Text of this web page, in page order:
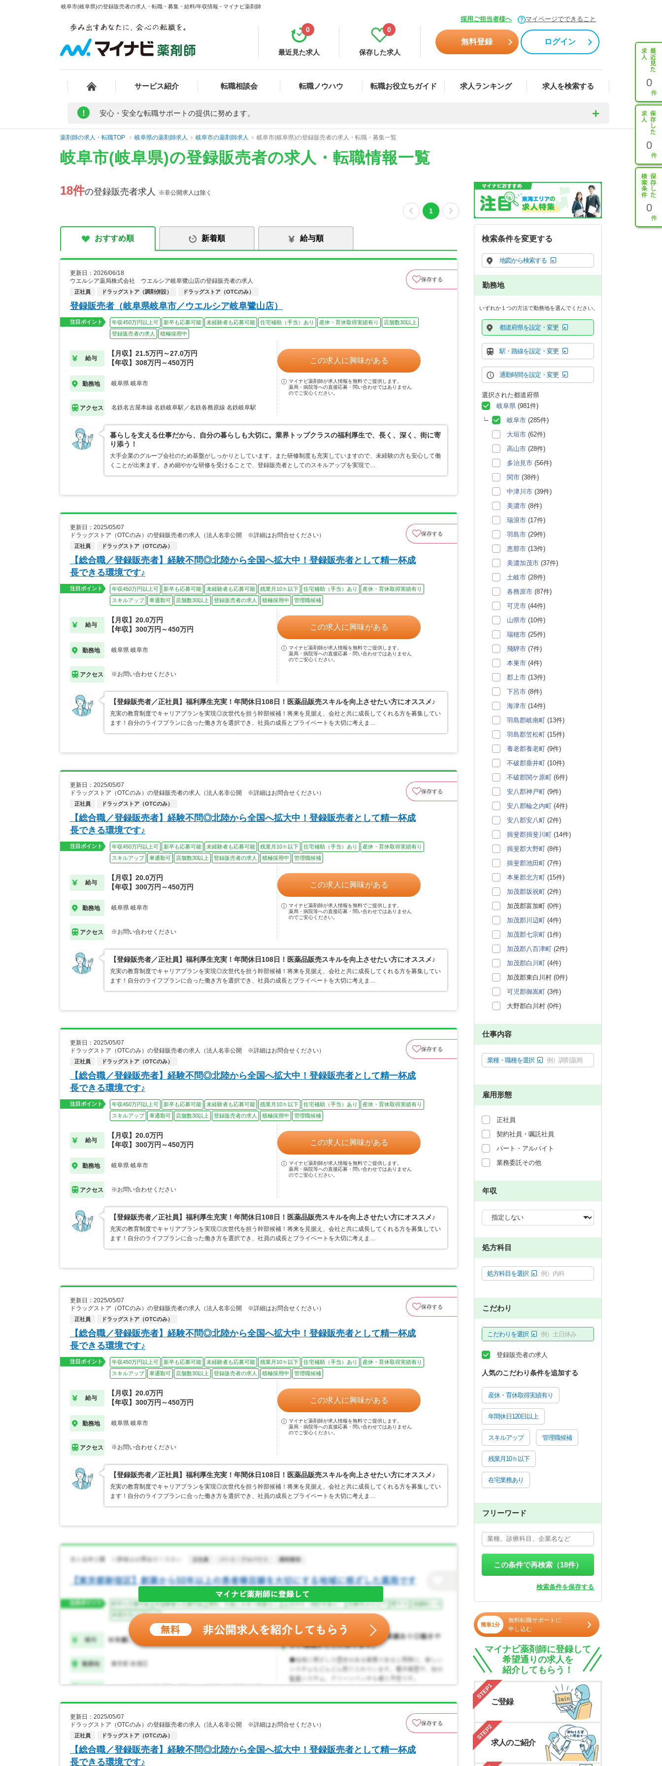
岐阜市(岐阜県)の登録販売者の求人・転職・募集・給料/年収情報 - マイナビ薬剤師
採用ご担当者様へ マイページでできること
最近見た求人
0
保存した求人
0
無料登録 ログイン
サービス紹介 転職相談会 転職ノウハウ 転職お役立ちガイド 求人ランキング 求人を検索する 0
0
0
! 安心・安全な転職サポートの提供に努めます。
薬剤師の求人・転職TOP 岐阜県の薬剤師求人 岐阜市の薬剤師求人 岐阜市(岐阜県)の登録販売者の求人・転職・募集一覧
岐阜市(岐阜県)の登録販売者の求人・転職情報一覧
18件の登録販売者求人 ※非公開求人は除く
1
おすすめ順 新着順 給与順
更新日：2026/06/18
ウエルシア薬局株式会社 ウエルシア岐阜鷺山店の登録販売者の求人
正社員 ドラッグストア（調剤併設） ドラッグストア（OTCのみ）
保存する
登録販売者（岐阜県岐阜市／ウエルシア岐阜鷺山店）
注目ポイント 年収450万円以上可 新卒も応募可能 未経験者も応募可能 住宅補助（手当）あり 産休・育休取得実績有り
店舗数30以上
登録販売者の求人
積極採用中
給与
【月収】21.5万円～27.0万円
【年収】308万円～450万円
勤務地 岐阜県 岐阜市
アクセス 名鉄名古屋本線 名鉄岐阜駅／名鉄各務原線 名鉄岐阜駅
この求人に興味がある
マイナビ薬剤師が求人情報を無料でご提供します。
薬局・病院等への直接応募・問い合わせではありません
のでご安心ください。
暮らしを支える仕事だから、自分の暮らしも大切に。業界トップクラスの福利厚生で、長く、深く、街に寄
り添う！
大手企業のグループ会社のため基盤がしっかりとしています。また研修制度も充実していますので、未経験の方も安心して働
くことが出来ます。きめ細やかな研修を受けることで、登録販売者としてのスキルアップを実現で…
更新日：2025/05/07
ドラッグストア（OTCのみ）の登録販売者の求人（法人名非公開 ※詳細はお問合せください）
正社員 ドラッグストア（OTCのみ）
保存する
【総合職／登録販売者】経験不問◎北陸から全国へ拡大中！登録販売者として精一杯成
長できる環境です♪
注目ポイント 年収450万円以上可 新卒も応募可能 未経験者も応募可能 残業月10ｈ以下 住宅補助（手当）あり
産休・育休取得実績有り
スキルアップ
車通勤可 店舗数30以上 登録販売者の求人 積極採用中 管理職候補
給与
【月収】20.0万円
【年収】300万円～450万円
勤務地 岐阜県 岐阜市
アクセス ※お問い合わせください
この求人に興味がある
マイナビ薬剤師が求人情報を無料でご提供します。
薬局・病院等への直接応募・問い合わせではありません
のでご安心ください。
【登録販売者／正社員】福利厚生充実！年間休日108日！医薬品販売スキルを向上させたい方にオススメ♪
充実の教育制度でキャリアプランを実現◎次世代を担う幹部候補！将来を見据え、会社と共に成長してくれる方を募集してい
ます！自分のライフプランに合った働き方を選択でき、社員の成長とプライベートを大切に考えま…
更新日：2025/05/07
ドラッグストア（OTCのみ）の登録販売者の求人（法人名非公開 ※詳細はお問合せください）
正社員 ドラッグストア（OTCのみ）
保存する
【総合職／登録販売者】経験不問◎北陸から全国へ拡大中！登録販売者として精一杯成
長できる環境です♪
注目ポイント 年収450万円以上可 新卒も応募可能 未経験者も応募可能 残業月10ｈ以下 住宅補助（手当）あり
産休・育休取得実績有り
スキルアップ
車通勤可 店舗数30以上 登録販売者の求人 積極採用中 管理職候補
給与
【月収】20.0万円
【年収】300万円～450万円
勤務地 岐阜県 岐阜市
アクセス ※お問い合わせください
この求人に興味がある
マイナビ薬剤師が求人情報を無料でご提供します。
薬局・病院等への直接応募・問い合わせではありません
のでご安心ください。
【登録販売者／正社員】福利厚生充実！年間休日108日！医薬品販売スキルを向上させたい方にオススメ♪
充実の教育制度でキャリアプランを実現◎次世代を担う幹部候補！将来を見据え、会社と共に成長してくれる方を募集してい
ます！自分のライフプランに合った働き方を選択でき、社員の成長とプライベートを大切に考えま…
更新日：2025/05/07
ドラッグストア（OTCのみ）の登録販売者の求人（法人名非公開 ※詳細はお問合せください）
正社員 ドラッグストア（OTCのみ）
保存する
【総合職／登録販売者】経験不問◎北陸から全国へ拡大中！登録販売者として精一杯成
長できる環境です♪
注目ポイント 年収450万円以上可 新卒も応募可能 未経験者も応募可能 残業月10ｈ以下 住宅補助（手当）あり
産休・育休取得実績有り
スキルアップ
車通勤可 店舗数30以上 登録販売者の求人 積極採用中 管理職候補
給与
【月収】20.0万円
【年収】300万円～450万円
勤務地 岐阜県 岐阜市
アクセス ※お問い合わせください
この求人に興味がある
マイナビ薬剤師が求人情報を無料でご提供します。
薬局・病院等への直接応募・問い合わせではありません
のでご安心ください。
【登録販売者／正社員】福利厚生充実！年間休日108日！医薬品販売スキルを向上させたい方にオススメ♪
充実の教育制度でキャリアプランを実現◎次世代を担う幹部候補！将来を見据え、会社と共に成長してくれる方を募集してい
ます！自分のライフプランに合った働き方を選択でき、社員の成長とプライベートを大切に考えま…
更新日：2025/05/07
ドラッグストア（OTCのみ）の登録販売者の求人（法人名非公開 ※詳細はお問合せください）
正社員 ドラッグストア（OTCのみ）
保存する
【総合職／登録販売者】経験不問◎北陸から全国へ拡大中！登録販売者として精一杯成
長できる環境です♪
注目ポイント 年収450万円以上可 新卒も応募可能 未経験者も応募可能 残業月10ｈ以下 住宅補助（手当）あり
産休・育休取得実績有り
スキルアップ
車通勤可 店舗数30以上 登録販売者の求人 積極採用中 管理職候補
給与
【月収】20.0万円
【年収】300万円～450万円
勤務地 岐阜県 岐阜市
アクセス ※お問い合わせください
この求人に興味がある
マイナビ薬剤師が求人情報を無料でご提供します。
薬局・病院等への直接応募・問い合わせではありません
のでご安心ください。
【登録販売者／正社員】福利厚生充実！年間休日108日！医薬品販売スキルを向上させたい方にオススメ♪
充実の教育制度でキャリアプランを実現◎次世代を担う幹部候補！将来を見据え、会社と共に成長してくれる方を募集してい
ます！自分のライフプランに合った働き方を選択でき、社員の成長とプライベートを大切に考えま…
更新日：2025/05/07
ドラッグストア（OTCのみ）の登録販売者の求人（法人名非公開 ※詳細はお問合せください）
正社員 ドラッグストア（OTCのみ）
保存する
【総合職／登録販売者】経験不問◎北陸から全国へ拡大中！登録販売者として精一杯成
長できる環境です♪
検索条件を変更する
地図から検索する
勤務地
いずれか１つの方法で勤務地を選んでください。
都道府県を設定・変更
駅・路線を設定・変更
通勤時間を設定・変更
選択された都道府県
岐阜県 (981件)
岐阜市 (285件)
大垣市 (62件)
高山市 (28件)
多治見市 (56件)
関市 (38件)
中津川市 (39件)
美濃市 (8件)
瑞浪市 (17件)
羽島市 (29件)
恵那市 (13件)
美濃加茂市 (37件)
土岐市 (28件)
各務原市 (87件)
可児市 (44件)
山県市 (10件)
瑞穂市 (25件)
飛騨市 (7件)
本巣市 (4件)
郡上市 (13件)
下呂市 (8件)
海津市 (14件)
羽島郡岐南町 (13件)
羽島郡笠松町 (15件)
養老郡養老町 (9件)
不破郡垂井町 (10件)
不破郡関ケ原町 (6件)
安八郡神戸町 (9件)
安八郡輪之内町 (4件)
安八郡安八町 (2件)
揖斐郡揖斐川町 (14件)
揖斐郡大野町 (8件)
揖斐郡池田町 (7件)
本巣郡北方町 (15件)
加茂郡坂祝町 (2件)
加茂郡富加町 (0件)
加茂郡川辺町 (4件)
加茂郡七宗町 (1件)
加茂郡八百津町 (2件)
加茂郡白川町 (4件)
加茂郡東白川村 (0件)
可児郡御嵩町 (3件)
大野郡白川村 (0件)
仕事内容
業種・職種を選択 例）調剤薬局
雇用形態
正社員
契約社員・嘱託社員
パート・アルバイト
業務委託その他
年収
処方科目
処方科目を選択 例）内科
こだわり
こだわりを選択 例）土日休み
登録販売者の求人
人気のこだわり条件を追加する
産休・育休取得実績有り
年間休日120日以上
スキルアップ 管理職候補
残業月10ｈ以下
在宅業務あり
フリーワード
この条件で再検索（18件）
検索条件を保存する
簡単1分
無料転職サポートに
申し込む
マイナビ薬剤師に登録して
希望通りの求人を
紹介してもらう！
STEP1
ご登録
STEP2
求人のご紹介